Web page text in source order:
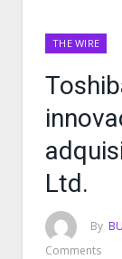
THE WIRE
Ltd.
By
Comments